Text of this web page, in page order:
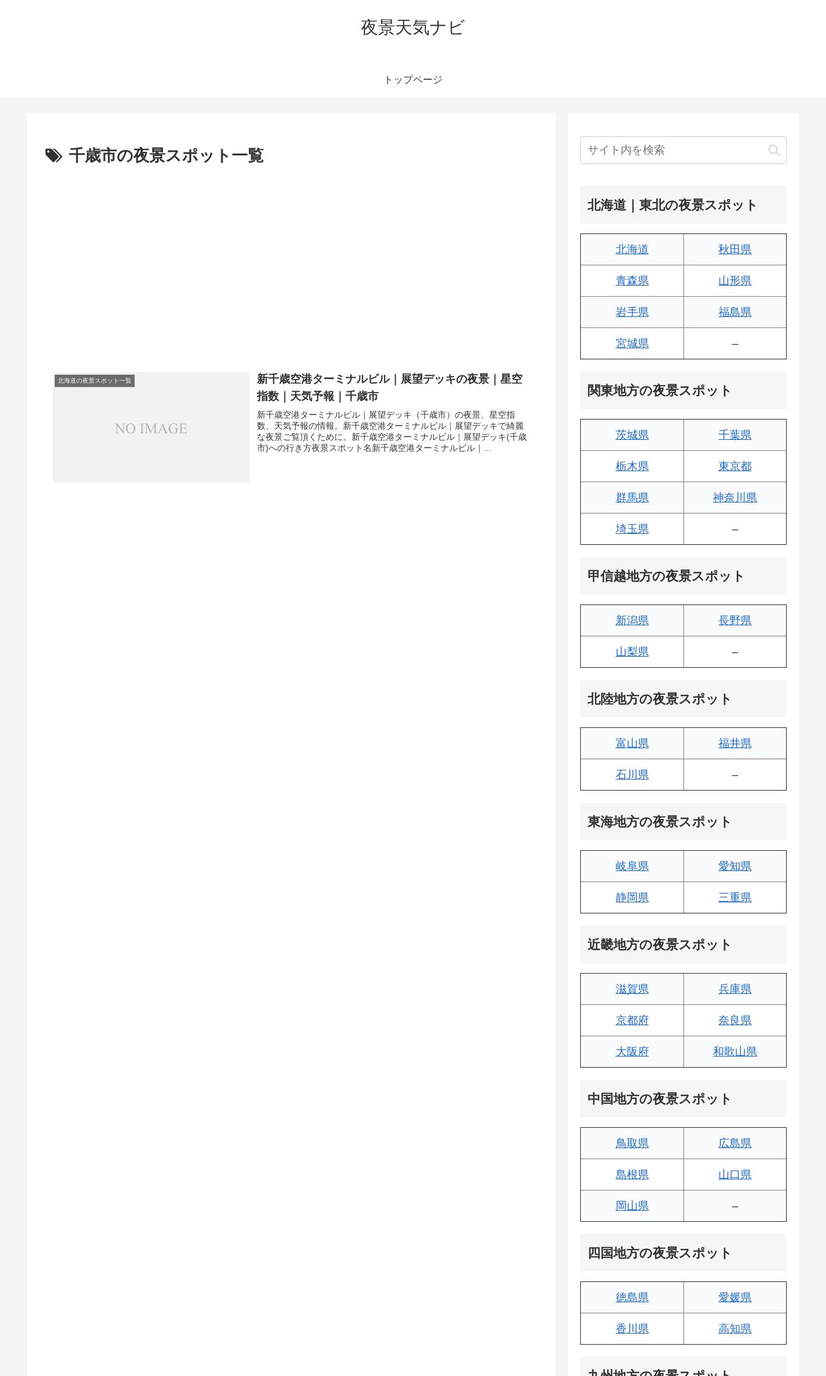
夜景天気ナビ
トップページ
千歳市の夜景スポット一覧
北海道の夜景スポット一覧
新千歳空港ターミナルビル｜展望デッキの夜景｜星空
指数｜天気予報｜千歳市
新千歳空港ターミナルビル｜展望デッキ（千歳市）の夜景、星空指
数、天気予報の情報。新千歳空港ターミナルビル｜展望デッキで綺麗
な夜景ご覧頂くために。新千歳空港ターミナルビル｜展望デッキ(千歳
市)への行き方夜景スポット名新千歳空港ターミナルビル｜...
北海道｜東北の夜景スポット
北海道 秋田県
青森県 山形県
岩手県 福島県
宮城県 –
関東地方の夜景スポット
茨城県 千葉県
栃木県 東京都
群馬県 神奈川県
埼玉県 –
甲信越地方の夜景スポット
新潟県 長野県
山梨県 –
北陸地方の夜景スポット
富山県 福井県
石川県 –
東海地方の夜景スポット
岐阜県 愛知県
静岡県 三重県
近畿地方の夜景スポット
滋賀県 兵庫県
京都府 奈良県
大阪府 和歌山県
中国地方の夜景スポット
鳥取県 広島県
島根県 山口県
岡山県 –
四国地方の夜景スポット
徳島県 愛媛県
香川県 高知県